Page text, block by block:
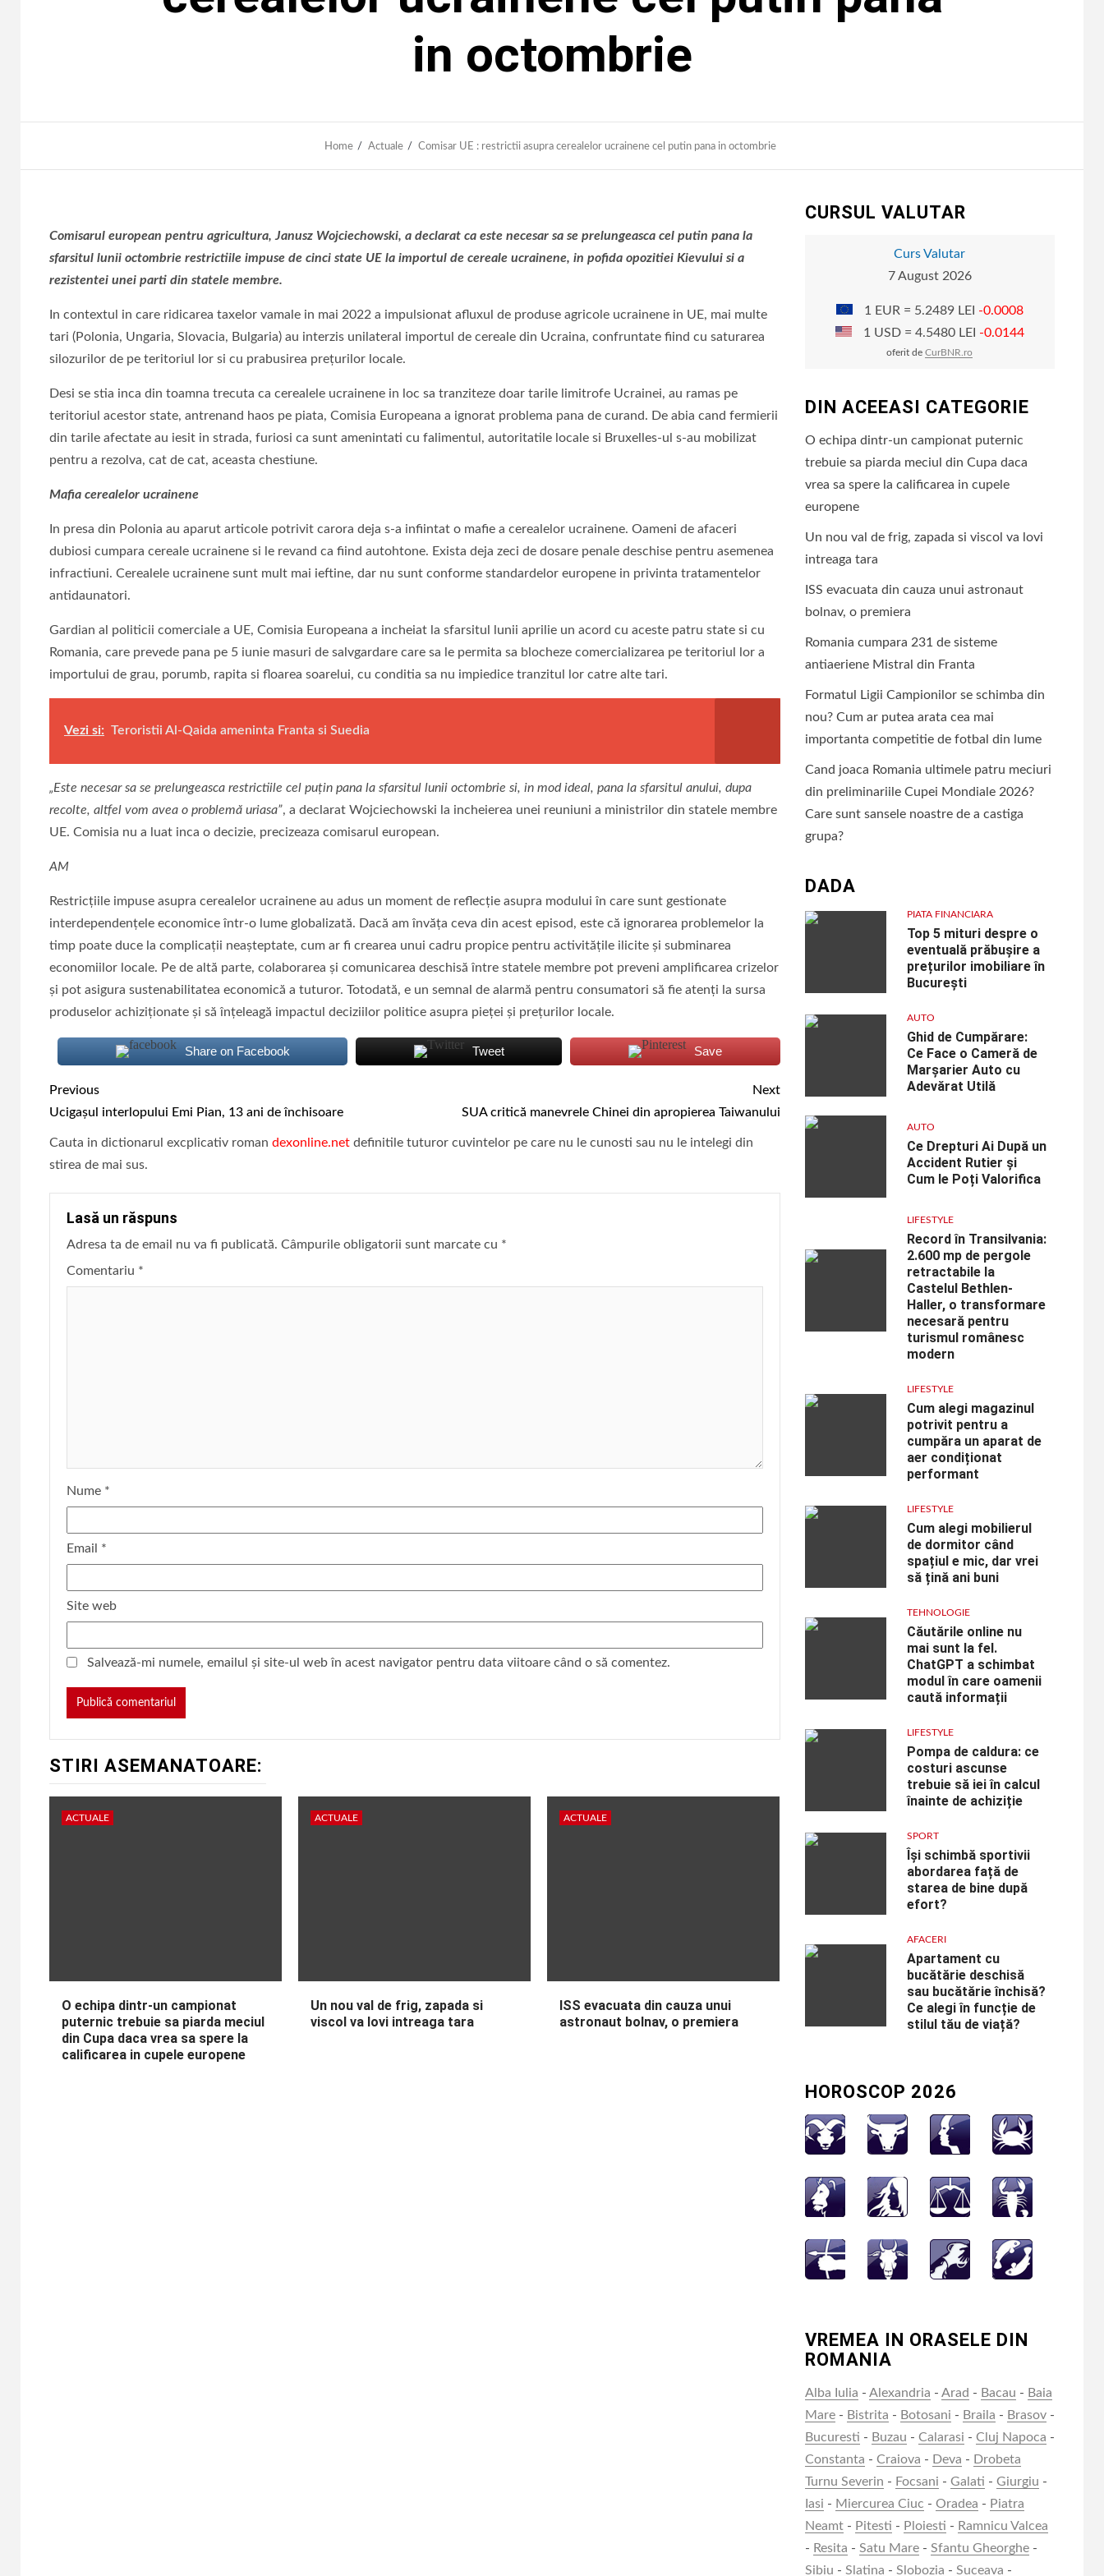
in octombrie
Home Actuale Comisar UE : restrictii asupra cerealelor ucrainene cel putin pana in octombrie
Comisarul european pentru agricultura, Janusz Wojciechowski, a declarat ca este necesar sa se prelungeasca cel putin pana la
sfarsitul lunii octombrie restrictiile impuse de cinci state UE la importul de cereale ucrainene, in pofida opozitiei Kievului si a
rezistentei unei parti din statele membre.
In contextul in care ridicarea taxelor vamale in mai 2022 a impulsionat afluxul de produse agricole ucrainene in UE, mai multe
tari (Polonia, Ungaria, Slovacia, Bulgaria) au interzis unilateral importul de cereale din Ucraina, confruntate fiind cu saturarea
silozurilor de pe teritoriul lor si cu prabusirea preţurilor locale.
Desi se stia inca din toamna trecuta ca cerealele ucrainene in loc sa tranziteze doar tarile limitrofe Ucrainei, au ramas pe
teritoriul acestor state, antrenand haos pe piata, Comisia Europeana a ignorat problema pana de curand. De abia cand fermierii
din tarile afectate au iesit in strada, furiosi ca sunt amenintati cu falimentul, autoritatile locale si Bruxelles-ul s-au mobilizat
pentru a rezolva, cat de cat, aceasta chestiune.
Mafia cerealelor ucrainene
In presa din Polonia au aparut articole potrivit carora deja s-a infiintat o mafie a cerealelor ucrainene. Oameni de afaceri
dubiosi cumpara cereale ucrainene si le revand ca fiind autohtone. Exista deja zeci de dosare penale deschise pentru asemenea
infractiuni. Cerealele ucrainene sunt mult mai ieftine, dar nu sunt conforme standardelor europene in privinta tratamentelor
antidaunatori.
Gardian al politicii comerciale a UE, Comisia Europeana a incheiat la sfarsitul lunii aprilie un acord cu aceste patru state si cu
Romania, care prevede pana pe 5 iunie masuri de salvgardare care sa le permita sa blocheze comercializarea pe teritoriul lor a
importului de grau, porumb, rapita si floarea soarelui, cu conditia sa nu impiedice tranzitul lor catre alte tari.
Vezi si: Teroristii Al-Qaida ameninta Franta si Suedia
„Este necesar sa se prelungeasca restrictiile cel puţin pana la sfarsitul lunii octombrie si, in mod ideal, pana la sfarsitul anului, dupa
recolte, altfel vom avea o problemă uriasa”, a declarat Wojciechowski la incheierea unei reuniuni a ministrilor din statele membre
UE. Comisia nu a luat inca o decizie, precizeaza comisarul european.
AM
Restricțiile impuse asupra cerealelor ucrainene au adus un moment de reflecție asupra modului în care sunt gestionate
interdependențele economice într-o lume globalizată. Dacă am învăța ceva din acest episod, este că ignorarea problemelor la
timp poate duce la complicații neașteptate, cum ar fi crearea unui cadru propice pentru activitățile ilicite și subminarea
economiilor locale. Pe de altă parte, colaborarea și comunicarea deschisă între statele membre pot preveni amplificarea crizelor
și pot asigura sustenabilitatea economică a tuturor. Totodată, e un semnal de alarmă pentru consumatori să fie atenți la sursa
produselor achiziționate și să înțeleagă impactul deciziilor politice asupra pieței și prețurilor locale.
Share on Facebook Tweet Save
Continue
Reading
Previous
Ucigașul interlopului Emi Pian, 13 ani de închisoare
Next
SUA critică manevrele Chinei din apropierea Taiwanului
Cauta in dictionarul excplicativ roman dexonline.net definitile tuturor cuvintelor pe care nu le cunosti sau nu le intelegi din
stirea de mai sus.
Lasă un răspuns
Adresa ta de email nu va fi publicată. Câmpurile obligatorii sunt marcate cu *
Comentariu *
Nume *
Email *
Site web
Salvează-mi numele, emailul și site-ul web în acest navigator pentru data viitoare când o să comentez.
STIRI ASEMANATOARE:
ACTUALE
O echipa dintr-un campionat
puternic trebuie sa piarda meciul
din Cupa daca vrea sa spere la
calificarea in cupele europene
ACTUALE
Un nou val de frig, zapada si
viscol va lovi intreaga tara
ACTUALE
ISS evacuata din cauza unui
astronaut bolnav, o premiera
CURSUL VALUTAR
Curs Valutar
7 August 2026
1 EUR = 5.2489 LEI -0.0008
1 USD = 4.5480 LEI -0.0144
oferit deCurBNR.ro
DIN ACEEASI CATEGORIE
O echipa dintr-un campionat puternic
trebuie sa piarda meciul din Cupa daca
vrea sa spere la calificarea in cupele
europene
Un nou val de frig, zapada si viscol va lovi
intreaga tara
ISS evacuata din cauza unui astronaut
bolnav, o premiera
Romania cumpara 231 de sisteme
antiaeriene Mistral din Franta
Formatul Ligii Campionilor se schimba din
nou? Cum ar putea arata cea mai
importanta competitie de fotbal din lume
Cand joaca Romania ultimele patru meciuri
din preliminariile Cupei Mondiale 2026?
Care sunt sansele noastre de a castiga
grupa?
DADA
PIATA FINANCIARA
Top 5 mituri despre o
eventuală prăbușire a
prețurilor imobiliare în
București
AUTO
Ghid de Cumpărare:
Ce Face o Cameră de
Marșarier Auto cu
Adevărat Utilă
AUTO
Ce Drepturi Ai După un
Accident Rutier și
Cum le Poți Valorifica
LIFESTYLE
Record în Transilvania:
2.600 mp de pergole
retractabile la
Castelul Bethlen-
Haller, o transformare
necesară pentru
turismul românesc
modern
LIFESTYLE
Cum alegi magazinul
potrivit pentru a
cumpăra un aparat de
aer condiționat
performant
LIFESTYLE
Cum alegi mobilierul
de dormitor când
spațiul e mic, dar vrei
să țină ani buni
TEHNOLOGIE
Căutările online nu
mai sunt la fel.
ChatGPT a schimbat
modul în care oamenii
caută informații
LIFESTYLE
Pompa de caldura: ce
costuri ascunse
trebuie să iei în calcul
înainte de achiziție
SPORT
Își schimbă sportivii
abordarea față de
starea de bine după
efort?
AFACERI
Apartament cu
bucătărie deschisă
sau bucătărie închisă?
Ce alegi în funcție de
stilul tău de viață?
HOROSCOP 2026
VREMEA IN ORASELE DIN
ROMANIA
Alba Iulia - Alexandria - Arad - Bacau - Baia
Mare- Bistrita - Botosani - Braila - Brasov-
Bucuresti - Buzau - Calarasi - Cluj Napoca -
Constanta - Craiova - Deva - Drobeta
Turnu Severin - Focsani - Galati - Giurgiu -
Iasi - Miercurea Ciuc - Oradea - Piatra
Neamt- Pitesti - Ploiesti - Ramnicu Valcea
- Resita - Satu Mare- Sfantu Gheorghe-
Sibiu - Slatina - Slobozia - Suceava -